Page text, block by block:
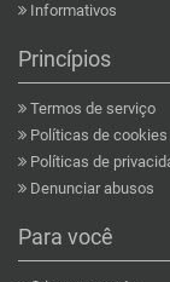
Informativos
Princípios
Termos de serviço
Políticas de cookies
Políticas de
Denunciar abusos
Para você